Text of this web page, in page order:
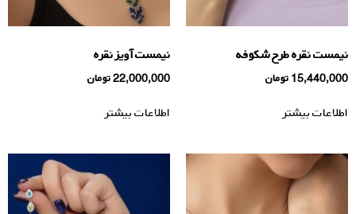
نیمست نقره طرح شکوفه
15,440,000 تومان
اطلاعات بیشتر
نیمست آویز نقره
22,000,000تومان
اطلاعات بیشتر